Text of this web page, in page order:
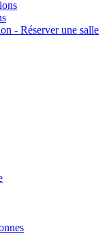
- Réserver une salle